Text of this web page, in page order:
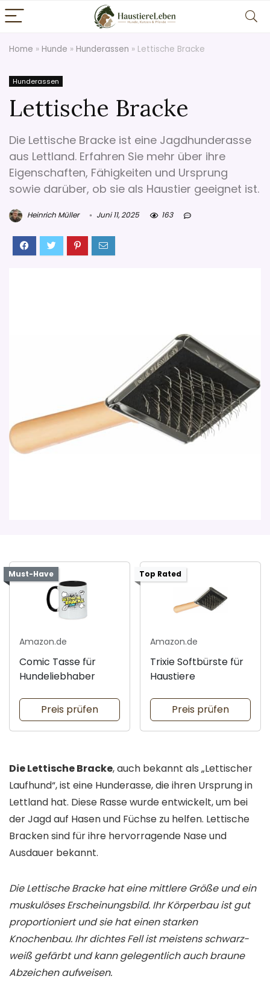
Home » Hunde » Hunderassen » Lettische Bracke
Hunderassen
Lettische Bracke
Die Lettische Bracke ist eine Jagdhunderasse
aus Lettland. Erfahren Sie mehr über ihre
Eigenschaften, Fähigkeiten und Ursprung
sowie darüber, ob sie als Haustier geeignet ist.
Heinrich Müller Juni 11, 2025 163
Must-Have
Amazon.de
Comic Tasse für
Hundeliebhaber
Preis prüfen
Top Rated
Amazon.de
Trixie Softbürste für
Haustiere
Preis prüfen
Die Lettische Bracke, auch bekannt als „Lettischer
Laufhund“, ist eine Hunderasse, die ihren Ursprung in
Lettland hat. Diese Rasse wurde entwickelt, um bei
der Jagd auf Hasen und Füchse zu helfen. Lettische
Bracken sind für ihre hervorragende Nase und
Ausdauer bekannt.
Die Lettische Bracke hat eine mittlere Größe und ein
muskulöses Erscheinungsbild. Ihr Körperbau ist gut
proportioniert und sie hat einen starken
Knochenbau. Ihr dichtes Fell ist meistens schwarz-
weiß gefärbt und kann gelegentlich auch braune
Abzeichen aufweisen.